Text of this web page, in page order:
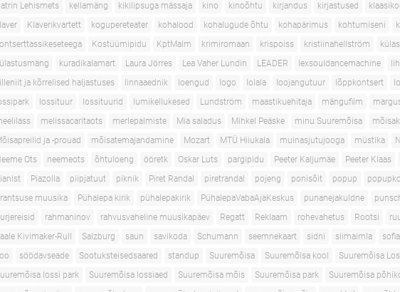
Lehismets
kellamäng kikilipsuga mässaja kino kinoõhtu kirjandus kirjastused
Klaverikvartett kogupereteater kohalood kohalugude õhtu kohapärimus kohtumiseni
Kostüümipidu KptMalm krimiromaan krispoiss kristiinahellström
kuradikalamart Laura Jörres Lea Vaher Lundin LEADER lexsouldancemachine
ja kõrrelised haljastuses
linnaaednik loengud logo lolala loojangutuur lõppkontsert
lossituur lossituurid lumikellukesed Lundström maastikuehitaja mängufilm
melissacaritaots merlepalmiste Mia saladus Mihkel Peäske minu Suuremõisa
ja -prouad
mõisatemajandamine Mozart MTÜ Hiiukala muinasjutujooga müstika
Ots
neemeots õhtuloeng ööretk Oskar Luts pargipidu Peeter Kaljumäe
Peeter Klaas
Piazolla piipjatuut piknik Piret Randal piretrandal pojeng ponisõit popup
muusika
Pühalepa kirik pühalepakirik PühalepaVabaAjaKeskus punanejakuldne
rahmaninov rahvusvaheline muusikapäev Regatt Reklaam rohevahetus Rootsi
Kivimaker-Rull
Salzburg saun savikoda Schumann seemnekaart sidni siimaimla
söödavseade Sootuksteisedsaared standup Suuremõisa Suuremõisa kool
Suuremõisa
lossi park
Suuremõisa lossiaed Suuremõisa mõis Suuremõisa park
Suuremõisa